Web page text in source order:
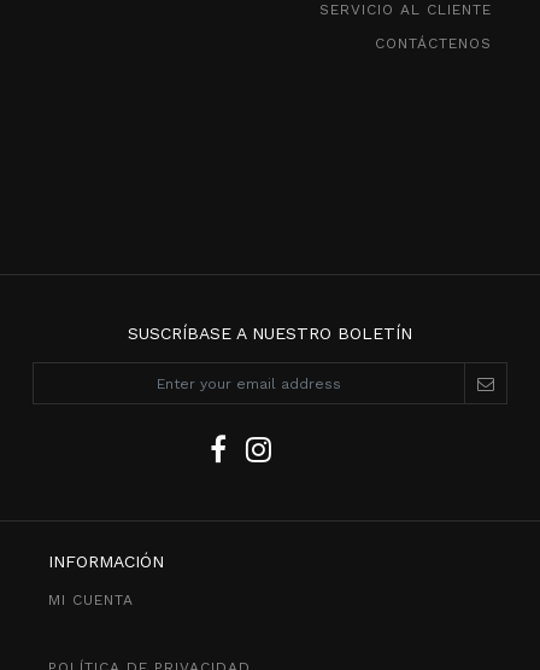
SERVICIO AL CLIENTE
CONTÁCTENOS
SUSCRÍBASE A NUESTRO BOLETÍN
INFORMACIÓN
MI CUENTA